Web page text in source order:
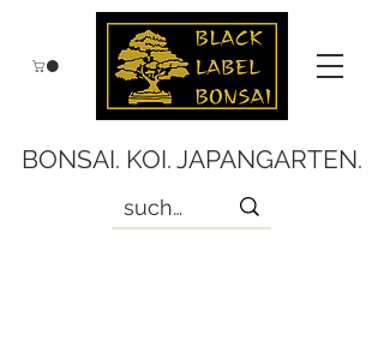
BONSAI. KOI. JAPANGARTEN.